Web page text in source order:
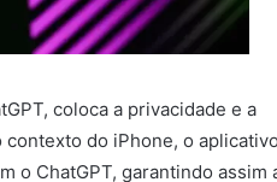
coloca a privacidade e a
do iPhone, o aplicativo
o ChatGPT, garantindo assim